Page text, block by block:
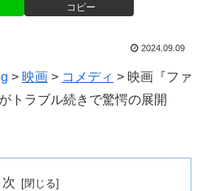
コピー
2024.09.09
> 映画 > コメディ > 映画『ファ
トラブル続きで驚愕の展開
次